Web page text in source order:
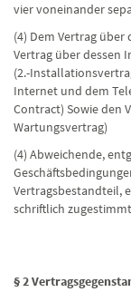
vier voneinander
(4) Dem Vertrag über
Vertrag über dessen
(2.-
Internet und dem
Contract) Sowie den
Wartungsvertrag)
(4) Abweichende,
Vertragsbestandteil,
schriftlich
§ 2